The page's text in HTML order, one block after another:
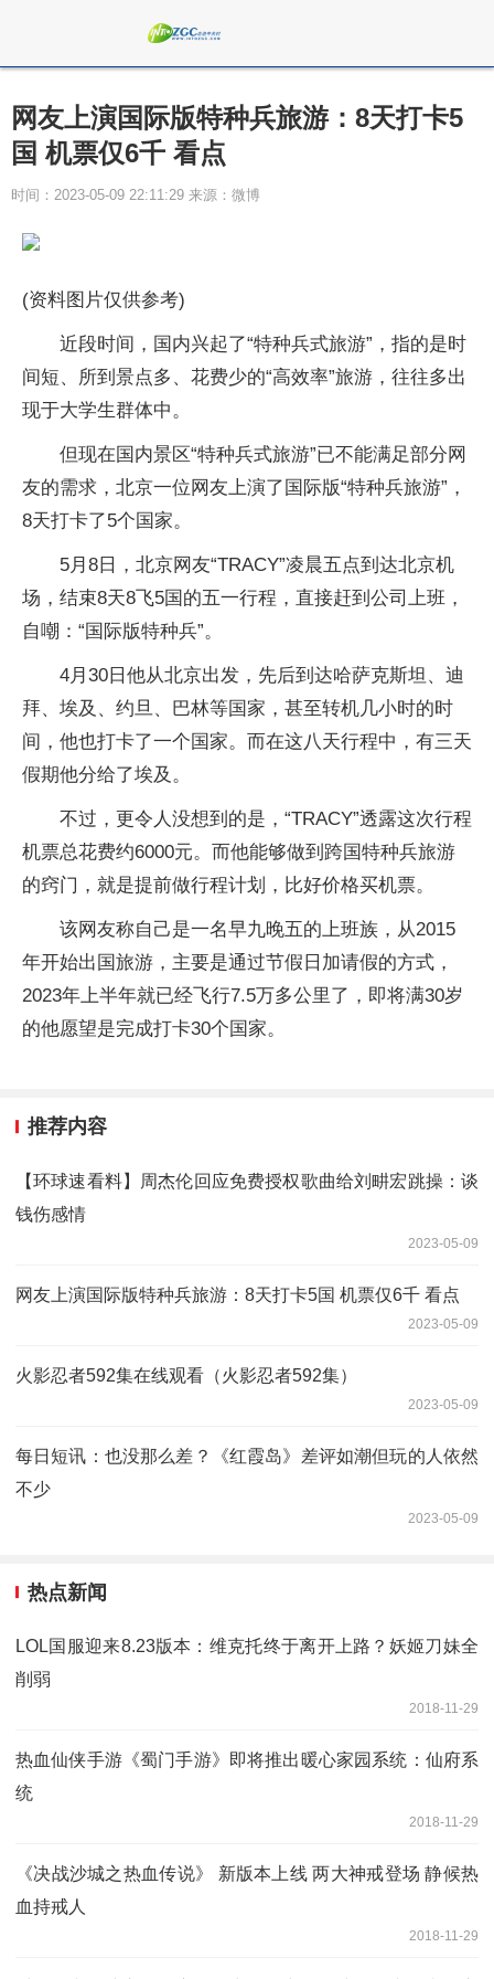
网友上演国际版特种兵旅游：8天打卡5
国 机票仅6千 看点
时间：2023-05-09 22:11:29 来源：微博
(资料图片仅供参考)
近段时间，国内兴起了“特种兵式旅游”，指的是时
间短、所到景点多、花费少的“高效率”旅游，往往多出
现于大学生群体中。
但现在国内景区“特种兵式旅游”已不能满足部分网
友的需求，北京一位网友上演了国际版“特种兵旅游”，
8天打卡了5个国家。
5月8日，北京网友“TRACY”凌晨五点到达北京机
场，结束8天8飞5国的五一行程，直接赶到公司上班，
自嘲：“国际版特种兵”。
4月30日他从北京出发，先后到达哈萨克斯坦、迪
拜、埃及、约旦、巴林等国家，甚至转机几小时的时
间，他也打卡了一个国家。而在这八天行程中，有三天
假期他分给了埃及。
不过，更令人没想到的是，“TRACY”透露这次行程
机票总花费约6000元。而他能够做到跨国特种兵旅游
的窍门，就是提前做行程计划，比好价格买机票。
该网友称自己是一名早九晚五的上班族，从2015
年开始出国旅游，主要是通过节假日加请假的方式，
2023年上半年就已经飞行7.5万多公里了，即将满30岁
的他愿望是完成打卡30个国家。
推荐内容
【环球速看料】周杰伦回应免费授权歌曲给刘畊宏跳操：谈
钱伤感情
2023-05-09
网友上演国际版特种兵旅游：8天打卡5国 机票仅6千 看点
2023-05-09
火影忍者592集在线观看（火影忍者592集）
2023-05-09
每日短讯：也没那么差？《红霞岛》差评如潮但玩的人依然
不少
2023-05-09
热点新闻
LOL国服迎来8.23版本：维克托终于离开上路？妖姬刀妹全
削弱
2018-11-29
热血仙侠手游《蜀门手游》即将推出暖心家园系统：仙府系
统
2018-11-29
《决战沙城之热血传说》 新版本上线 两大神戒登场 静候热
血持戒人
2018-11-29